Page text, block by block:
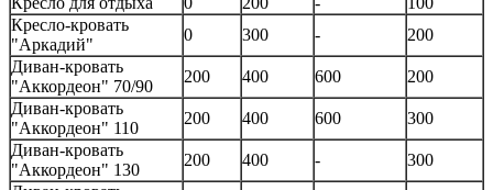
Кресло-кровать
"Аркадий"
0 300 -
200
Диван-кровать
"Аккордеон" 70/90
200 400 600
200
Диван-кровать
"Аккордеон" 110
200 400 600
300
Диван-кровать
"Аккордеон" 130
200 400 -
300